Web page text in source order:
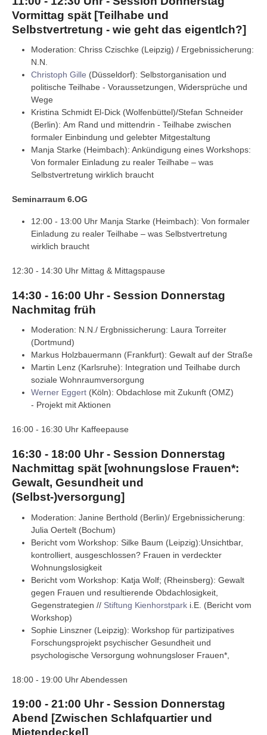
Vormittag spät [Teilhabe und
Selbstvertretung - wie geht das eigentlch?]
Moderation: Chriss Czischke (Leipzig) / Ergebnissicherung:
N.N.
Christoph Gille (Düsseldorf): Selbstorganisation und
politische Teilhabe - Voraussetzungen, Widersprüche und
Wege
Kristina Schmidt El-Dick (Wolfenbüttel)/Stefan Schneider
(Berlin): Am Rand und mittendrin - Teilhabe zwischen
formaler Einbindung und gelebter Mitgestaltung
Manja Starke (Heimbach): Ankündigung eines Workshops:
Von formaler Einladung zu realer Teilhabe – was
Selbstvertretung wirklich braucht
Seminarraum 6.OG
12:00 - 13:00 Uhr Manja Starke (Heimbach): Von formaler
Einladung zu realer Teilhabe – was Selbstvertretung
wirklich braucht
12:30 - 14:30 Uhr Mittag & Mittagspause
14:30 - 16:00 Uhr - Session Donnerstag
Nachmitag früh
Moderation: N.N./ Ergbnissicherung: Laura Torreiter
(Dortmund)
Markus Holzbauermann (Frankfurt): Gewalt auf der Straße
Martin Lenz (Karlsruhe): Integration und Teilhabe durch
soziale Wohnraumversorgung
Werner Eggert (Köln): Obdachlose mit Zukunft (OMZ)
- Projekt mit Aktionen
16:00 - 16:30 Uhr Kaffeepause
16:30 - 18:00 Uhr - Session Donnerstag
Nachmittag spät [wohnungslose Frauen*:
Gewalt, Gesundheit und
(Selbst-)versorgung]
Moderation: Janine Berthold (Berlin)/ Ergebnissicherung:
Julia Oertelt (Bochum)
Bericht vom Workshop: Silke Baum (Leipzig):Unsichtbar,
kontrolliert, ausgeschlossen? Frauen in verdeckter
Wohnungslosigkeit
Bericht vom Workshop: Katja Wolf; (Rheinsberg): Gewalt
gegen Frauen und resultierende Obdachlosigkeit,
Gegenstrategien // Stiftung Kienhorstpark i.E. (Bericht vom
Workshop)
Sophie Linszner (Leipzig): Workshop für partizipatives
Forschungsprojekt psychischer Gesundheit und
psychologische Versorgung wohnungsloser Frauen*,
18:00 - 19:00 Uhr Abendessen
19:00 - 21:00 Uhr - Session Donnerstag
Abend [Zwischen Schlafquartier und